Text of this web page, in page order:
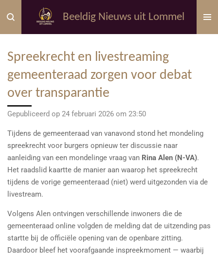
direct
naar
hoofdinhoud
Beeldig Nieuws uit Lommel
Spreekrecht en livestreaming
gemeenteraad zorgen voor debat
over transparantie
Gepubliceerd op 24 februari 2026 om 23:50
Tijdens de gemeenteraad van vanavond stond het mondeling
spreekrecht voor burgers opnieuw ter discussie naar
aanleiding van een mondelinge vraag van Rina Alen (N-VA).
Het raadslid kaartte de manier aan waarop het spreekrecht
tijdens de vorige gemeenteraad (niet) werd uitgezonden via de
livestream.
Volgens Alen ontvingen verschillende inwoners die de
gemeenteraad online volgden de melding dat de uitzending pas
startte bij de officiële opening van de openbare zitting.
Daardoor bleef het voorafgaande inspreekmoment — waarbij